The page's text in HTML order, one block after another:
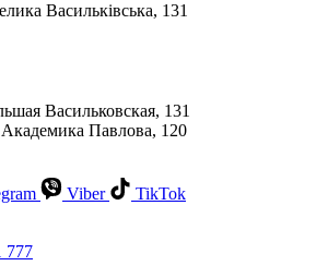
Васильківська, 131
Васильковская, 131
Академика Павлова, 120
Viber TikTok
777